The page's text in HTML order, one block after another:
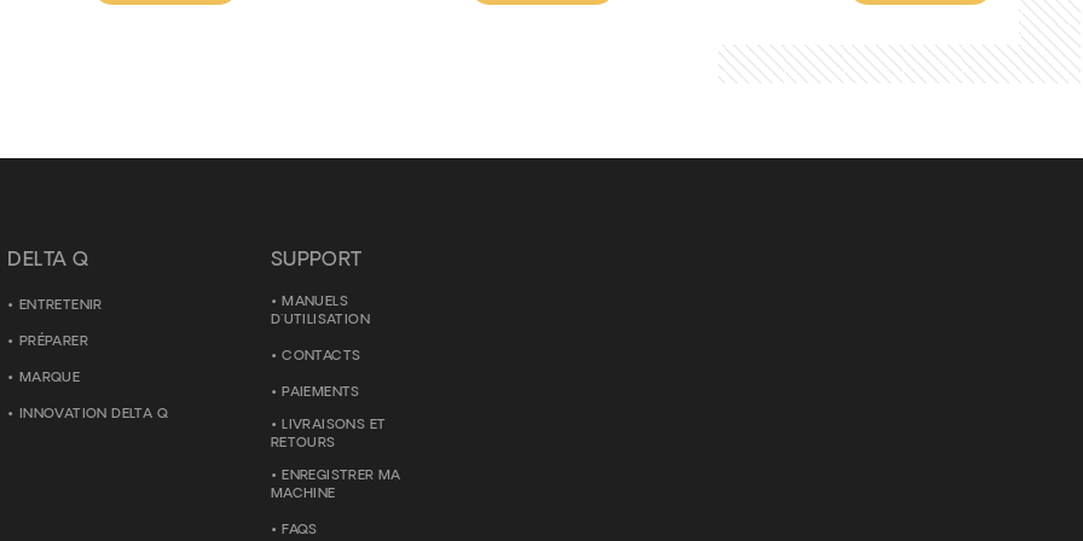
DELTA Q
ENTRETENIR
PRÉPARER
MARQUE
INNOVATION DELTA Q
SUPPORT
MANUELS
D'UTILISATION
CONTACTS
PAIEMENTS
LIVRAISONS ET
RETOURS
ENREGISTRER MA
MACHINE
FAQS